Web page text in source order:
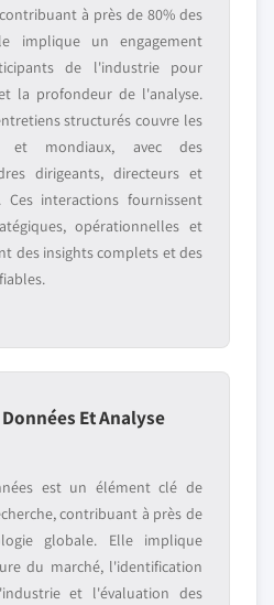
à près de 80% des
implique un engagement
de l'industrie pour
la profondeur de l'analyse.
structurés couvre les
et mondiaux, avec des
dirigeants, directeurs et
interactions fournissent
opérationnelles et
des insights complets et des
Et Analyse
est un élément clé de
contribuant à près de
globale. Elle implique
du marché, l'identification
et l'évaluation des